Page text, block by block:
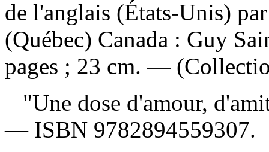
de l'anglais (États-Unis)
(Québec) Canada : Guy
pages ; 23 cm. —
"Une dose d'amour,
— ISBN 9782894559307.